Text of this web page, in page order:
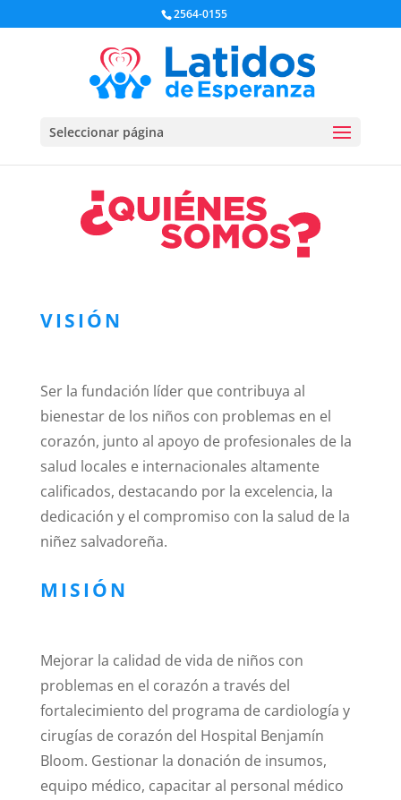
2564-0155
Seleccionar página
VISIÓN
Ser la fundación líder que contribuya al
bienestar de los niños con problemas en el
corazón, junto al apoyo de profesionales de la
salud locales e internacionales altamente
calificados, destacando por la excelencia, la
dedicación y el compromiso con la salud de la
niñez salvadoreña.
MISIÓN
Mejorar la calidad de vida de niños con
problemas en el corazón a través del
fortalecimiento del programa de cardiología y
cirugías de corazón del Hospital Benjamín
Bloom. Gestionar la donación de insumos,
equipo médico, capacitar al personal médico